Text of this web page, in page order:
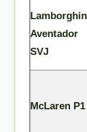
Aventador
SVJ
McLaren P1